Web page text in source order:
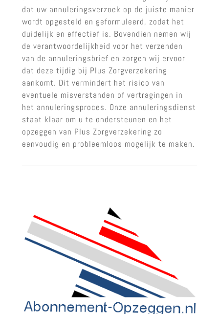
dat uw annuleringsverzoek op de juiste manier
wordt opgesteld en geformuleerd, zodat het
duidelijk en effectief is. Bovendien nemen wij
de verantwoordelijkheid voor het verzenden
van de annuleringsbrief en zorgen wij ervoor
dat deze tijdig bij Plus Zorgverzekering
aankomt. Dit vermindert het risico van
eventuele misverstanden of vertragingen in
het annuleringsproces. Onze annuleringsdienst
staat klaar om u te ondersteunen en het
opzeggen van Plus Zorgverzekering zo
eenvoudig en probleemloos mogelijk te maken.